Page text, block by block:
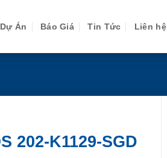
Dự Án Báo Giá Tin Tức Liên hệ
202-K1129-SGD